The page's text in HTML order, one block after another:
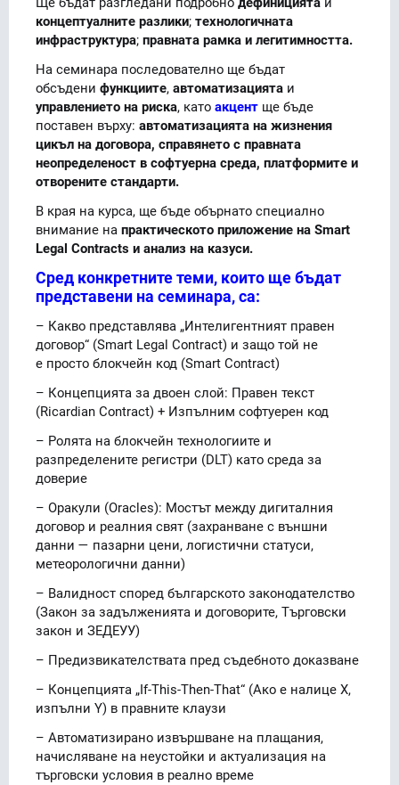
концептуалните разлики; технологичната
инфраструктура; правната рамка и легитимността.
На семинара последователно ще бъдат
обсъдени функциите, автоматизацията и
управлението на риска, като акцент ще бъде
поставен върху: автоматизацията на жизнения
цикъл на договора, справянето с правната
неопределеност в софтуерна среда, платформите и
отворените стандарти.
В края на курса, ще бъде обърнато специално
внимание на практическото приложение на Smart
Legal Contracts и анализ на казуси.
Сред конкретните теми, които ще бъдат
представени на семинара, са:
– Какво представлява „Интелигентният правен
договор“ (Smart Legal Contract) и защо той не
е просто блокчейн код (Smart Contract)
– Концепцията за двоен слой: Правен текст
(Ricardian Contract) + Изпълним софтуерен код
– Ролята на блокчейн технологиите и
разпределените регистри (DLT) като среда за
доверие
– Оракули (Oracles): Мостът между дигиталния
договор и реалния свят (захранване с външни
данни — пазарни цени, логистични статуси,
метеорологични данни)
– Валидност според българското законодателство
(Закон за задълженията и договорите, Търговски
закон и ЗЕДЕУУ)
– Предизвикателствата пред съдебното доказване
– Концепцията „If-This-Then-That“ (Ако е налице Х,
изпълни Y) в правните клаузи
– Автоматизирано извършване на плащания,
начисляване на неустойки и актуализация на
търговски условия в реално време